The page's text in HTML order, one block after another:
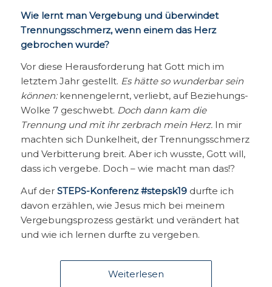
Wie lernt man Vergebung und überwindet
Trennungsschmerz, wenn einem das Herz
gebrochen wurde?
Vor diese Herausforderung hat Gott mich im
letztem Jahr gestellt. Es hätte so wunderbar sein
können:kennengelernt, verliebt, auf Beziehungs-
Wolke 7 geschwebt. Doch dann kam die
Trennung und mit ihr zerbrach mein Herz.In mir
machten sich Dunkelheit, der Trennungsschmerz
und Verbitterung breit. Aber ich wusste, Gott will,
dass ich vergebe. Doch – wie macht man das!?
Auf der STEPS-Konferenz #stepsk19durfte ich
davon erzählen, wie Jesus mich bei meinem
Vergebungsprozess gestärkt und verändert hat
und wie ich lernen durfte zu vergeben.
Weiterlesen